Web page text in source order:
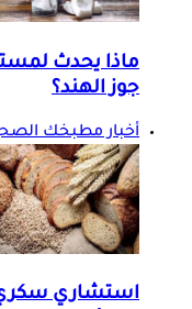
ماذا يحدث
جوز الهند؟
أخبار مطبخك
استشاري سكري